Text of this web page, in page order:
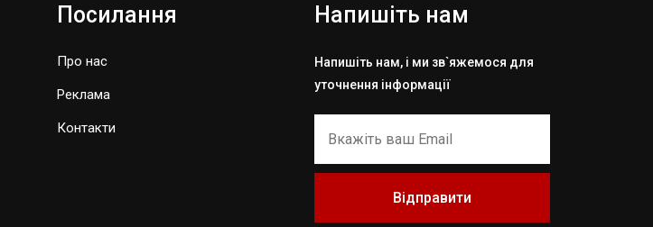
Посилання
Про нас
Реклама
Контакти
Напишіть нам
Напишіть нам, і ми зв`яжемося для
уточнення інформації
Відправити